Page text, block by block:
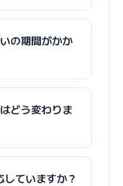
の期間がかか
どう変わりま
ていますか？